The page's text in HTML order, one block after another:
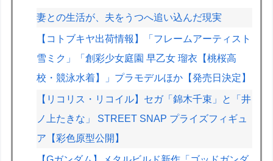
妻との生活が、夫をうつへ追い込んだ現実
【コトブキヤ出荷情報】「フレームアーティスト
雪ミク」「創彩少女庭園 早乙女 瑠衣【桃桜高
校・競泳水着】」プラモデルほか【発売日決定】
【リコリス・リコイル】セガ「錦木千束」と「井
ノ上たきな」 STREET SNAP プライズフィギュ
ア【彩色原型公開】